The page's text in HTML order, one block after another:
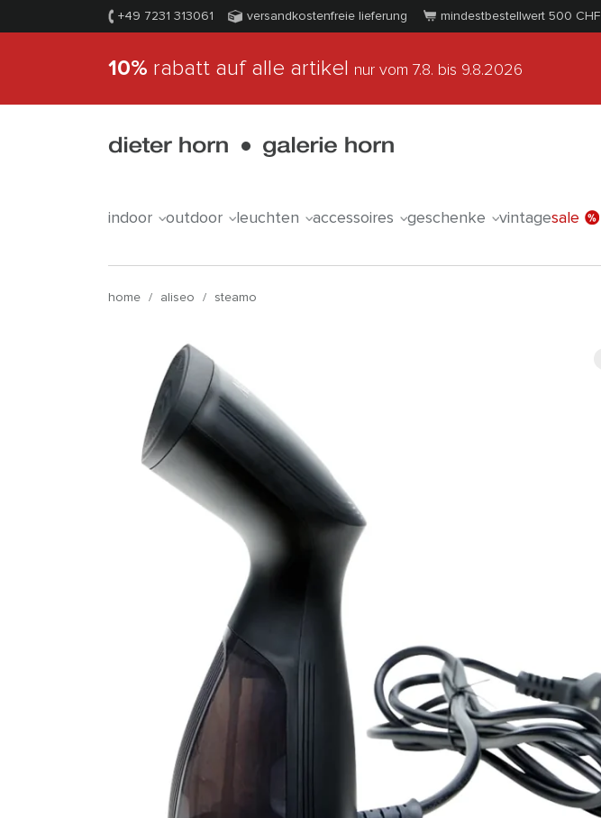
+49 7231 313061 versandkostenfreie lieferung mindestbestellwert 500 CHF
10% rabatt auf alle artikel nur vom 7.8. bis 9.8.2026
indoor outdoor leuchten accessoires geschenke vintagesale
home / aliseo / steamo